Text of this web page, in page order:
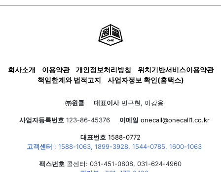
회사소개 이용약관 개인정보처리방침
위치기반서비스이용약관
책임한계와 법적고지
사업자정보 확인(홈택스)
㈜원콜 대표이사민구현, 이강용
사업자등록번호 123-86-45376 이메일 onecall@onecall1.co.kr
대표번호 1588-0772
고객센터 : 1588-1063, 1899-3928, 1544-0785, 1600-1063
팩스번호 콜센터: 031-451-0808, 031-624-4960